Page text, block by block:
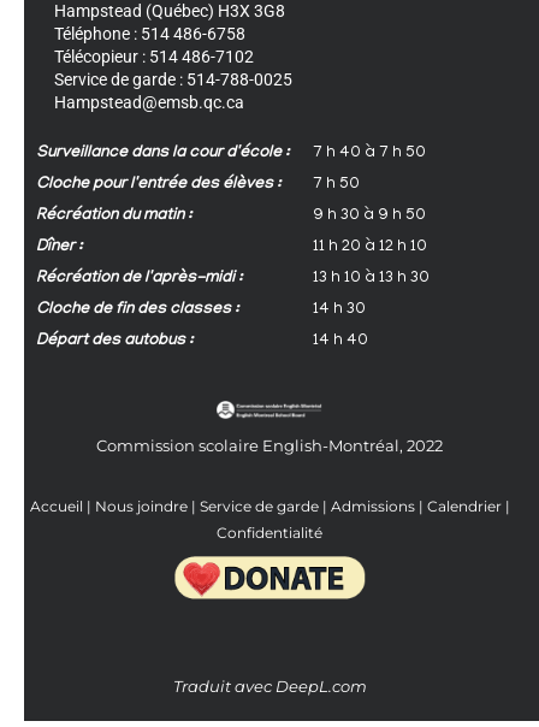
Hampstead (Québec) H3X 3G8
Téléphone : 514 486-6758
Télécopieur : 514 486-7102
Service de garde : 514-788-0025
Hampstead@emsb.qc.ca
Surveillance dans la cour d'école :
7 h 40 à 7 h 50
Cloche pour l'entrée des élèves :
7 h 50
Récréation du matin :
9 h 30 à 9 h 50
Dîner :
11 h 20 à 12 h 10
Récréation de l'après-midi :
13 h 10 à 13 h 30
Cloche de fin des classes :
14 h 30
Départ des autobus :
14 h 40
Commission scolaire English-Montréal, 2022
Accueil | Nous joindre| Service de garde| Admissions| Calendrier|
Confidentialité
Traduit avec DeepL.com